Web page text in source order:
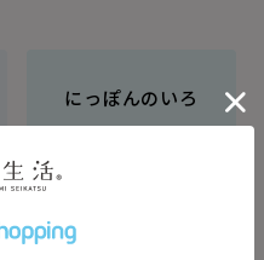
にっぽんのいろ